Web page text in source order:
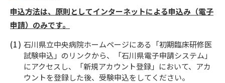
申込方法は、原則としてインターネットによる申込み（電子
申請）のみです。
石川県立中央病院ホームページにある「初期臨床研修医
試験申込」のリンクから、「石川県電子申請システム」
にアクセスし、「新規アカウント登録」において、アカ
ウントを登録した後、受験申込をしてください。